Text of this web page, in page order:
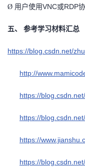
Ø 用户使用VNC或RDP
五、 参考学习材料汇总
https://blog.csdn.net/
http://
https://
https://
https://
https://